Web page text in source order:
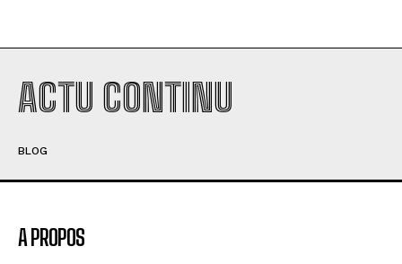
ACTU CONTINU
BLOG
A PROPOS